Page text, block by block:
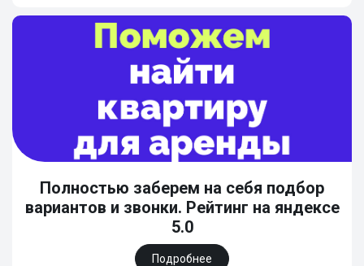
Полностью заберем на себя подбор
вариантов и звонки. Рейтинг на яндексе
5.0
Подробнее